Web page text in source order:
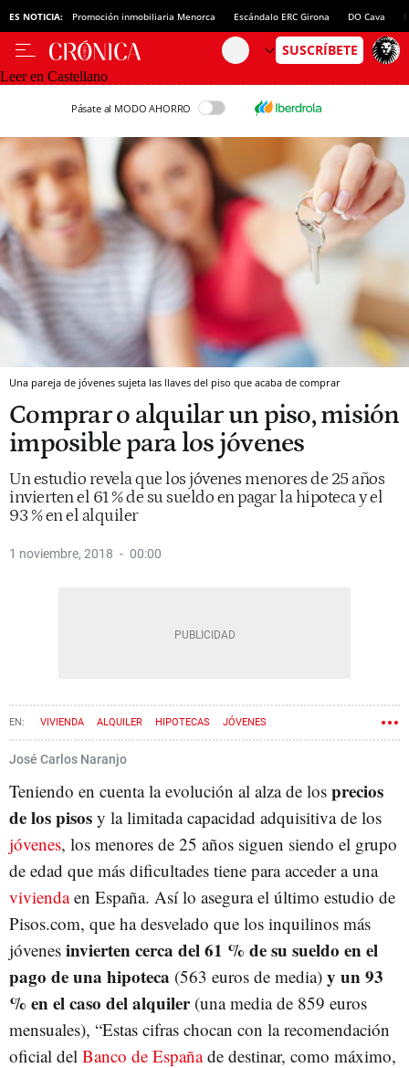
ES NOTICIA: Promoción inmobiliaria Menorca Escándalo ERC Girona DO Cava
Leer en Castellano
Pásate al MODO AHORRO
Una pareja de jóvenes sujeta las llaves del piso que acaba de comprar
Comprar o alquilar un piso, misión
imposible para los jóvenes
Un estudio revela que los jóvenes menores de 25 años
invierten el 61 % de su sueldo en pagar la hipoteca y el
93 % en el alquiler
1 noviembre, 2018 00:00
VIVIENDA ALQUILER HIPOTECAS JÓVENES
José Carlos Naranjo
Teniendo en cuenta la evolución al alza de los precios
de los pisos y la limitada capacidad adquisitiva de los
jóvenes, los menores de 25 años siguen siendo el grupo
de edad que más dificultades tiene para acceder a una
viviendaen España. Así lo asegura el último estudio de
Pisos.com, que ha desvelado que los inquilinos más
jóvenes invierten cerca del 61 % de su sueldo en el
pago de una hipoteca (563 euros de media) y un 93
% en el caso del alquiler(una media de 859 euros
mensuales), “Estas cifras chocan con la recomendación
oficial del Banco de Españade destinar, como máximo,